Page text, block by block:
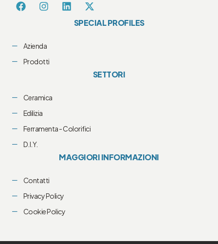
SPECIAL PROFILES
Azienda
Prodotti
SETTORI
Ceramica
Edilizia
Ferramenta - Colorifici
D.I.Y.
MAGGIORI INFORMAZIONI
Contatti
Privacy Policy
Cookie Policy